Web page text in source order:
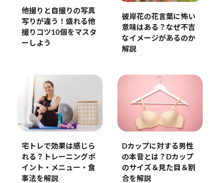
他撮りと自撮りの写真
写りが違う！盛れる他
撮りコツ10個をマスタ
ーしよう
彼岸花の花言葉に怖い
意味はある？なぜ不吉
なイメージがあるのか
解説
宅トレで効果は感じら
れる？トレーニングポ
イント・メニュー・食
事法を解説
Dカップに対する男性
の本音とは？Dカップ
のサイズ＆見た目＆割
合を解説